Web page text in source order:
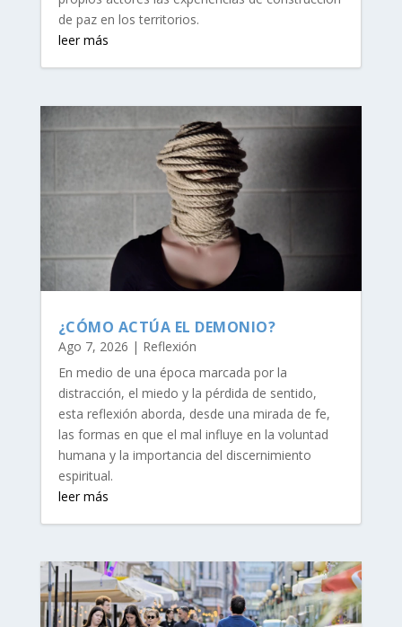
de paz en los territorios.
leer más
¿CÓMO ACTÚA EL DEMONIO?
Ago 7, 2026 | Reflexión
En medio de una época marcada por la
distracción, el miedo y la pérdida de sentido,
esta reflexión aborda, desde una mirada de fe,
las formas en que el mal influye en la voluntad
humana y la importancia del discernimiento
espiritual.
leer más